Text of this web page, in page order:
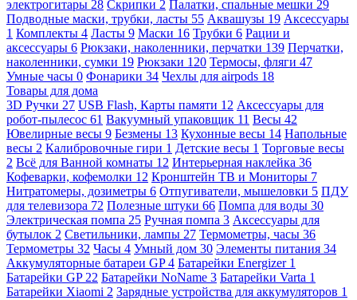
электрогитары 28 Скрипки 2 Палатки, спальные мешки 29
Подводные маски, трубки, ласты 55 Аквашузы 19 Аксессуары
1 Комплекты 4 Ласты 9 Маски 16 Трубки 6 Рации и
аксессуары 6 Рюкзаки, наколенники, перчатки 139 Перчатки,
наколенники, сумки 19 Рюкзаки 120 Термосы, фляги 47
Умные часы 0 Фонарики 34 Чехлы для airpods 18
Товары для дома
3D Ручки 27 USB Flash, Карты памяти 12 Аксессуары для
робот-пылесос 61 Вакуумный упаковщик 11 Весы 42
Ювелирные весы 9 Безмены 13 Кухонные весы 14 Напольные
весы 2 Калибровочные гири 1 Детские весы 1 Торговые весы
2 Всё для Ванной комнаты 12 Интерьерная наклейка 36
Кофеварки, кофемолки 12 Кронштейн ТВ и Мониторы 7
Нитратомеры, дозиметры 6 Отпугиватели, мышеловки 5 ПДУ
для телевизора 72 Полезные штуки 66 Помпа для воды 30
Электрическая помпа 25 Ручная помпа 3 Аксессуары для
бутылок 2 Светильники, лампы 27 Термометры, часы 36
Термометры 32 Часы 4 Умный дом 30 Элементы питания 34
Аккумуляторные батареи GP4 Батарейки Energizer 1
Батарейки GP 22 Батарейки NoName 3 Батарейки Varta 1
Батарейки Xiaomi 2 Зарядные устройства для аккумуляторов 1